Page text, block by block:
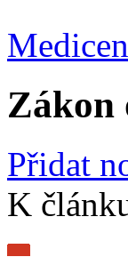
Zákon
Přidat
K